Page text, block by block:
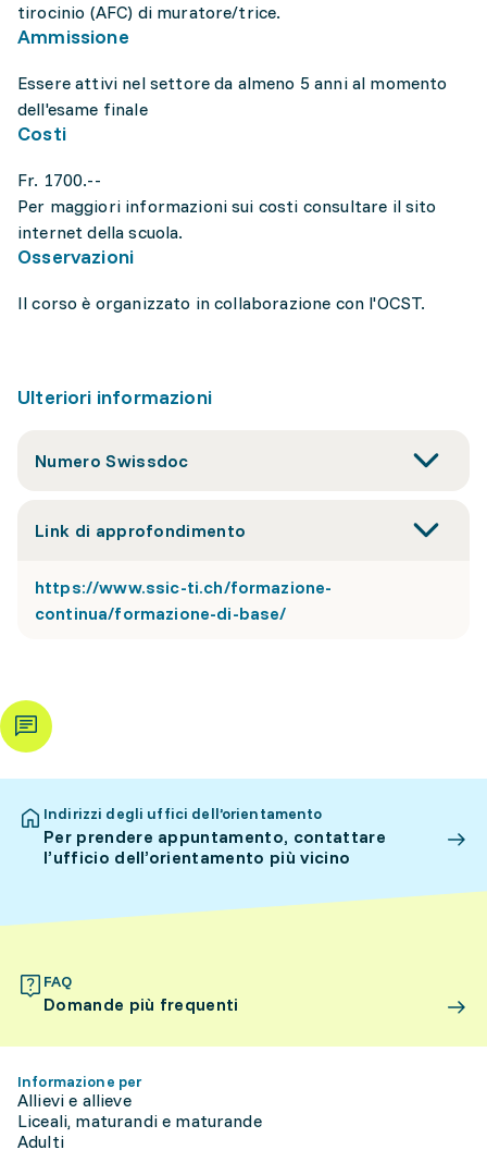
tirocinio (AFC) di muratore/trice.
Ammissione
Essere attivi nel settore da almeno 5 anni al momento
dell'esame finale
Costi
Fr. 1700.--
Per maggiori informazioni sui costi consultare il sito
internet della scuola.
Osservazioni
Il corso è organizzato in collaborazione con l'OCST.
Ulteriori informazioni
Numero Swissdoc
Link di approfondimento
https://www.ssic-ti.ch/formazione-
continua/formazione-di-base/
Indirizzi degli uffici dell’orientamento
Per prendere appuntamento, contattare
l’ufficio dell’orientamento più vicino
FAQ
Domande più frequenti
Informazione per
Allievi e allieve
Liceali, maturandi e maturande
Adulti